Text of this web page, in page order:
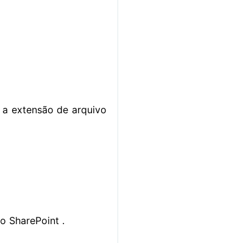
extensão de arquivo
SharePoint .